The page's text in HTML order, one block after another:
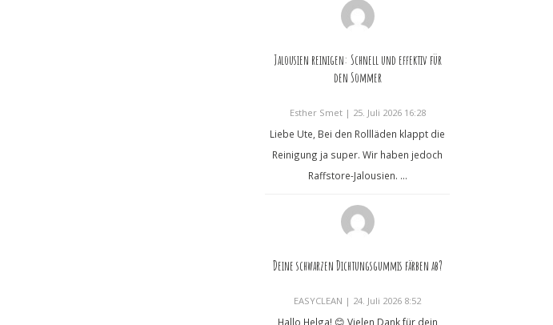
Jalousien reinigen: Schnell und effektiv für
den Sommer
Esther Smet| 25. Juli 2026 16:28
Liebe Ute, Bei den Rollläden klappt die
Reinigung ja super. Wir haben jedoch
Raffstore-Jalousien. ...
Deine schwarzen Dichtungsgummis färben ab?
EASYCLEAN | 24. Juli 2026 8:52
Hallo Helga! 😊 Vielen Dank für dein